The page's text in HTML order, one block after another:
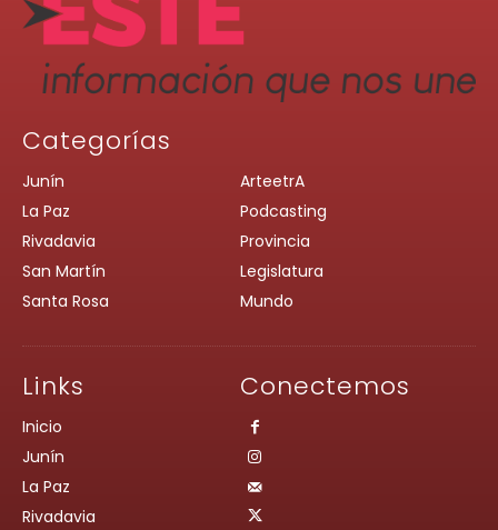
Categorías
Junín
La Paz
Rivadavia
San Martín
Santa Rosa
ArteetrA
Podcasting
Provincia
Legislatura
Mundo
Links
Inicio
Junín
La Paz
Rivadavia
Conectemos